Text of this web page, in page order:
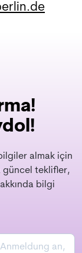
almak için
güncel teklifler,
bilgi